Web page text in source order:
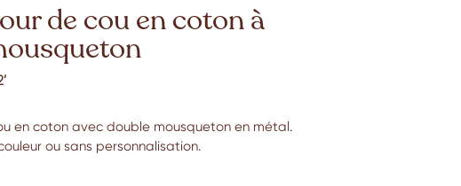
de cou en coton à
en coton avec double mousqueton en métal.
ou sans personnalisation.